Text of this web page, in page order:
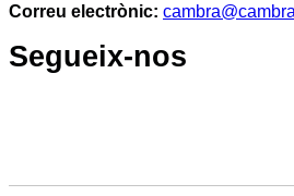
Correu electrònic:
Segueix-nos